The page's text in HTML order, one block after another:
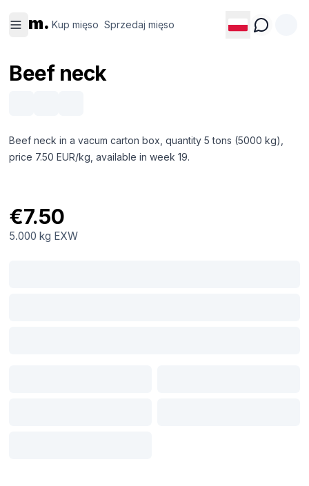
m. Kup mięso Sprzedaj mięso
mięso
mięso
Beef neck
Beef neck in a vacum carton box, quantity 5 tons (5000 kg),
price 7.50 EUR/kg, available in week 19.
€7.50
5.000 kg EXW